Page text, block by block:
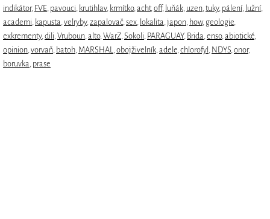
indikátor, FVE, pavouci, krutihlav, krmítko,acht,off, luňák, uzen,tuky, pálení, lužní,
academi, kapusta,velryby,zapalovač,sex, lokalita,japon, how, geologie,
exkrementy,dili,Vruboun,alto,WarZ,Sokoli, PARAGUAY, Brida,enso,abiotické,
opinion,vorvaň, batoh, MARSHAL,obojživelník,adele,chlorofyl , NDYS,onor,
boruvka, prase